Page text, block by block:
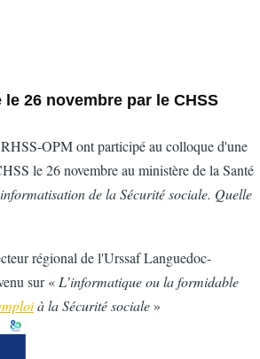
26 novembre par le CHSS
OPM ont participé au colloque d'une
le 26 novembre au ministère de la Santé
de la Sécurité sociale. Quelle
régional de l'Urssaf Languedoc-
sur « L’informatique ou la formidable
à la Sécurité sociale »